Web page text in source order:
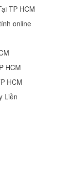
TP HCM
online
HCM
HCM
Liền